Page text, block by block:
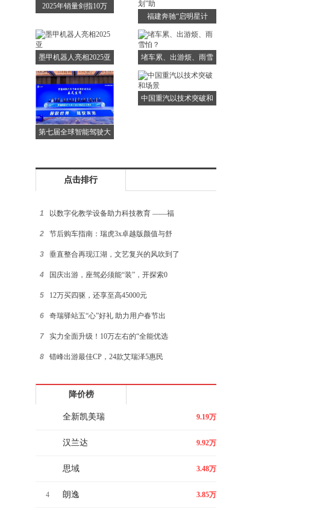
2025年销量剑指10万
福建奔驰“启明星计
划”助
墨甲机器人亮相2025亚
堵车累、出游烦、雨雪
怕？
第七届全球智能驾驶大
中国重汽以技术突破和
点击排行
1 以数字化教学设备助力科技教育 ——福
2 节后购车指南：瑞虎3x卓越版颜值与舒
3 垂直整合再现江湖，文艺复兴的风吹到了
4 国庆出游，座驾必须能“装”，开探索0
5 12万买四驱，还享至高45000元
6 奇瑞驿站五“心”好礼 助力用户春节出
7 实力全面升级！10万左右的“全能优选
8 错峰出游最佳CP，24款艾瑞泽5惠民
第一届全国电池行业职业技能竞赛在天津
降价榜
全新凯美瑞 9.19万
汉兰达 9.92万
思域 3.48万
4 朗逸 3.85万